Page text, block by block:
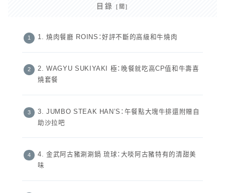
目錄
1. 燒肉餐廳 ROINS：好評不斷的高級和牛燒肉
2. WAGYU SUKIYAKI 極：晚餐就吃高CP值和牛壽喜
燒套餐
3. JUMBO STEAK HAN’S：午餐點大塊牛排還附贈自
助沙拉吧
4. 金武阿古豬涮涮鍋 琉球：大啖阿古豬特有的清甜美
味